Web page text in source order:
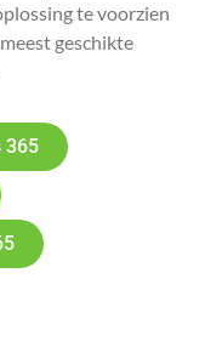
te voorzien
geschikte
365